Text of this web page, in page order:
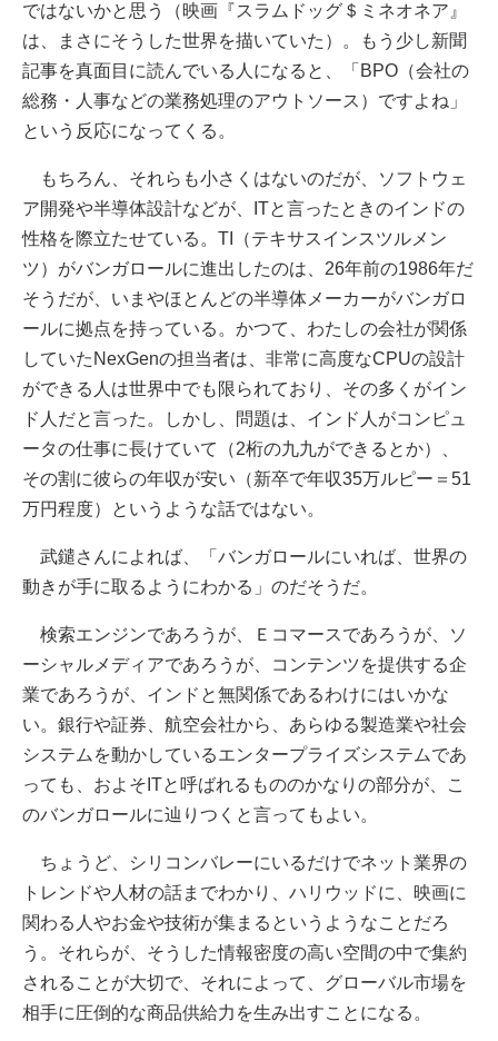
ではないかと思う（映画『スラムドッグ＄ミネオネア』
は、まさにそうした世界を描いていた）。もう少し新聞
記事を真面目に読んでいる人になると、「BPO（会社の
総務・人事などの業務処理のアウトソース）ですよね」
という反応になってくる。
もちろん、それらも小さくはないのだが、ソフトウェ
ア開発や半導体設計などが、ITと言ったときのインドの
性格を際立たせている。TI（テキサスインスツルメン
ツ）がバンガロールに進出したのは、26年前の1986年だ
そうだが、いまやほとんどの半導体メーカーがバンガロ
ールに拠点を持っている。かつて、わたしの会社が関係
していたNexGenの担当者は、非常に高度なCPUの設計
ができる人は世界中でも限られており、その多くがイン
ド人だと言った。しかし、問題は、インド人がコンピュ
ータの仕事に長けていて（2桁の九九ができるとか）、
その割に彼らの年収が安い（新卒で年収35万ルピー＝51
万円程度）というような話ではない。
武鑓さんによれば、「バンガロールにいれば、世界の
動きが手に取るようにわかる」のだそうだ。
検索エンジンであろうが、Ｅコマースであろうが、ソ
ーシャルメディアであろうが、コンテンツを提供する企
業であろうが、インドと無関係であるわけにはいかな
い。銀行や証券、航空会社から、あらゆる製造業や社会
システムを動かしているエンタープライズシステムであ
っても、およそITと呼ばれるもののかなりの部分が、こ
のバンガロールに辿りつくと言ってもよい。
ちょうど、シリコンバレーにいるだけでネット業界の
トレンドや人材の話までわかり、ハリウッドに、映画に
関わる人やお金や技術が集まるというようなことだろ
う。それらが、そうした情報密度の高い空間の中で集約
されることが大切で、それによって、グローバル市場を
相手に圧倒的な商品供給力を生み出すことになる。